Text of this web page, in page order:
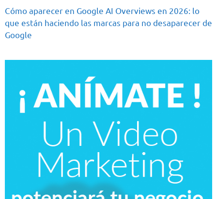
Cómo aparecer en Google AI Overviews en 2026: lo
que están haciendo las marcas para no desaparecer de
Google